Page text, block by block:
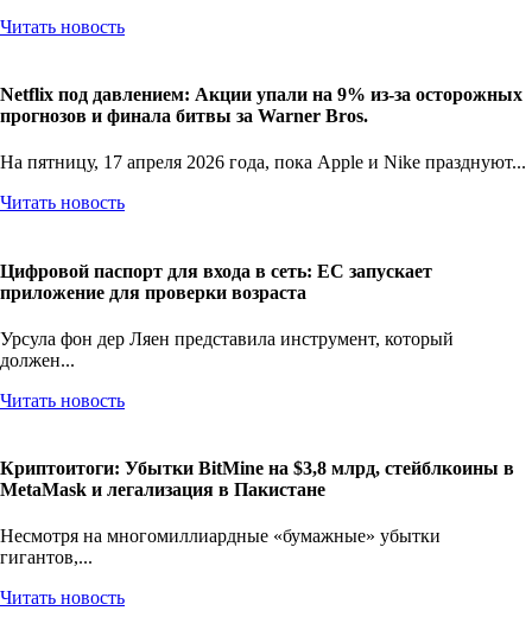
Читать новость
Netflix под давлением: Акции упали на 9% из-за осторожных
прогнозов и финала битвы за Warner Bros.
На пятницу, 17 апреля 2026 года, пока Apple и Nike празднуют...
Читать новость
Цифровой паспорт для входа в сеть: ЕС запускает
приложение для проверки возраста
Урсула фон дер Ляен представила инструмент, который
должен...
Читать новость
Криптоитоги: Убытки BitMine на $3,8 млрд, стейблкоины в
MetaMask и легализация в Пакистане
Несмотря на многомиллиардные «бумажные» убытки
гигантов,...
Читать новость